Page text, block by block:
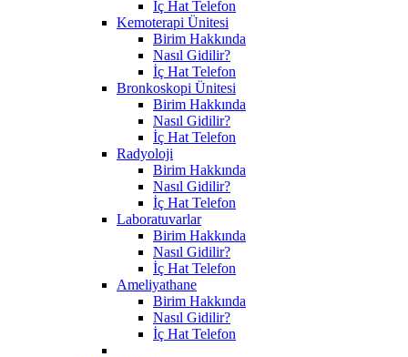
İç Hat Telefon
Kemoterapi Ünitesi
Birim Hakkında
Nasıl Gidilir?
İç Hat Telefon
Bronkoskopi Ünitesi
Birim Hakkında
Nasıl Gidilir?
İç Hat Telefon
Radyoloji
Birim Hakkında
Nasıl Gidilir?
İç Hat Telefon
Laboratuvarlar
Birim Hakkında
Nasıl Gidilir?
İç Hat Telefon
Ameliyathane
Birim Hakkında
Nasıl Gidilir?
İç Hat Telefon